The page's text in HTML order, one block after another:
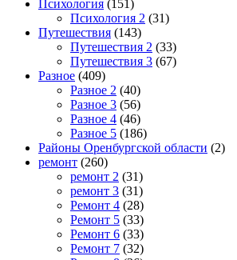
Психология (151)
Психология 2 (31)
Путешествия (143)
Путешествия 2 (33)
Путешествия 3 (67)
Разное (409)
Разное 2 (40)
Разное 3 (56)
Разное 4 (46)
Разное 5 (186)
Районы Оренбургской области (2)
ремонт (260)
ремонт 2 (31)
ремонт 3 (31)
Ремонт 4 (28)
Ремонт 5 (33)
Ремонт 6 (33)
Ремонт 7 (32)